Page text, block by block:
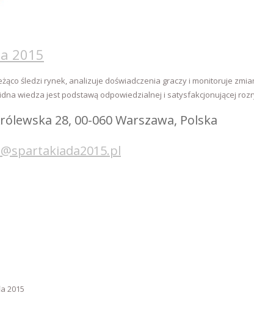
2015
śledzi rynek, analizuje doświadczenia graczy i monitoruje
wiedza jest podstawą odpowiedzialnej i satysfakcjonującej
28, 00-060 Warszawa, Polska
2015